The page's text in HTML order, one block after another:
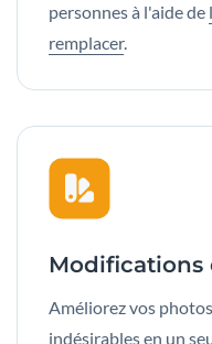
personnes à l'aide de
remplacer.
Modifications
Améliorez vos
indésirables en un